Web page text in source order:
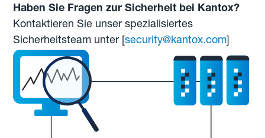
Haben Sie Fragen zur Sicherheit bei Kantox?
Kontaktieren Sie unser spezialisiertes
Sicherheitsteam unter [security@kantox.com]